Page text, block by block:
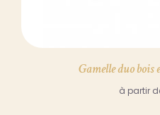
Gamelle duo bois
à partir